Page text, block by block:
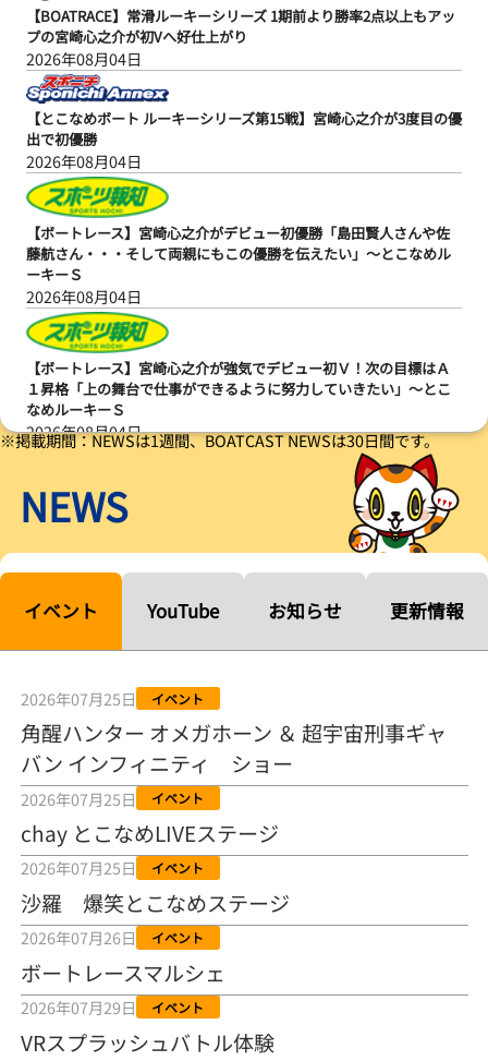
【BOATRACE】常滑ルーキーシリーズ 1期前より勝率2点以上もアッ
プの宮崎心之介が初Vへ好仕上がり
2026年08月04日
【とこなめボート ルーキーシリーズ第15戦】宮崎心之介が3度目の優
出で初優勝
2026年08月04日
【ボートレース】宮崎心之介がデビュー初優勝「島田賢人さんや佐
藤航さん・・・そして両親にもこの優勝を伝えたい」～とこなめル
ーキーＳ
2026年08月04日
【ボートレース】宮崎心之介が強気でデビュー初Ｖ！次の目標はＡ
１昇格「上の舞台で仕事ができるように努力していきたい」～とこ
なめルーキーＳ
2026年08月04日
【ルーキーシリーズ第15戦】塚越海斗「伸びを生かす方向で」4カド
から攻める／とこなめボートレース
【常滑ボート・ルーキーＳ】宮崎心之介 うれしいデビュー初優勝
「このままＡ１になれるように」
2026年08月04日
ド！／常滑ボート
2026年08月04日
【ボートレース】「しょっぱいですね」初優勝の宮崎心之介が水神
祭で満面の笑み／常滑 - 日刊スポーツ
2026年08月04日
【ボート】とこなめルーキーＳ 宮崎心之介がデビューから１年９カ
月で初優勝
2026年08月04日
【ボートレース】12R優勝戦のスタート特訓実施 初Ｖ目指す宮崎心
之介の仕上がり上々／常滑 - 日刊スポーツ
2026年08月04日
【とこなめボート ルーキーシリーズ第15戦】荒木颯斗 当地フレッシ
※掲載期間：NEWSは1週間、BOATCAST NEWSは30日間です。
NEWS
イベント YouTube お知らせ 更新情報
2026年07月25日 イベント
角醒ハンター オメガホーン ＆ 超宇宙刑事ギャ
バン インフィニティ ショー
2026年07月25日 イベント
chay とこなめLIVEステージ
2026年07月25日 イベント
沙羅 爆笑とこなめステージ
2026年07月26日 イベント
ボートレースマルシェ
2026年07月29日 イベント
VRスプラッシュバトル体験